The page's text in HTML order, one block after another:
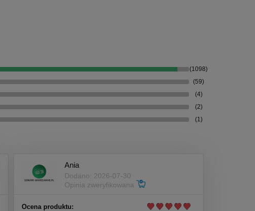
(1098)
(59)
(4)
(2)
(1)
Ania
Dodano: 2026-07-30
Opinia zweryfikowana
Ocena produktu: